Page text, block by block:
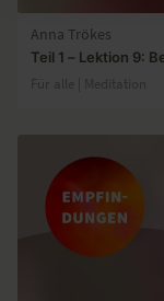
Anna Trökes
Teil 1 – Lektion 9:
Für alle | Meditation